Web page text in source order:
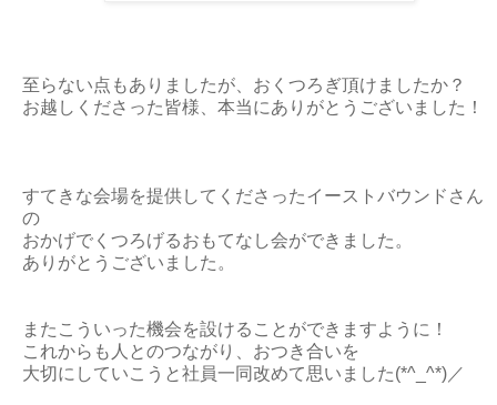
至らない点もありましたが、おくつろぎ頂けましたか？
お越しくださった皆様、本当にありがとうございました！
すてきな会場を提供してくださったイーストバウンドさん
の
おかげでくつろげるおもてなし会ができました。
ありがとうございました。
またこういった機会を設けることができますように！
これからも人とのつながり、おつき合いを
大切にしていこうと社員一同改めて思いました(*^_^*)／